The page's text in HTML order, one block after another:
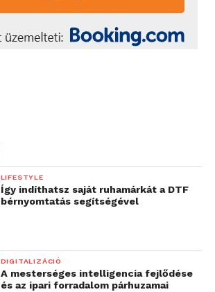
LIFESTYLE
Így indíthatsz saját ruhamárkát a DTF
bérnyomtatás segítségével
DIGITALIZÁCIÓ
A mesterséges intelligencia fejlődése
és az ipari forradalom párhuzamai